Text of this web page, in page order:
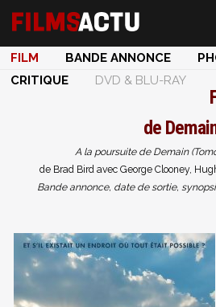
FILM BANDE ANNONCE
CRITIQUE
DVD & BLU-RAY
de
A la poursuite de Demain
de Brad Bird avec George Clooney,
Bande annonce, date de sortie,